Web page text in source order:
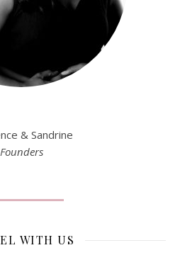
& Sandrine
Founders
WITH US